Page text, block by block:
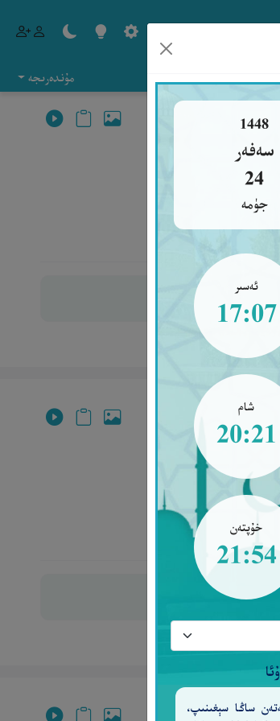
1448
سەفەر
24
جۈمە
ئەسىر
17:07
شام
20:21
خۇپتەن
21:54
ساڭا سېغىنىپ،
مۇندەرىجە